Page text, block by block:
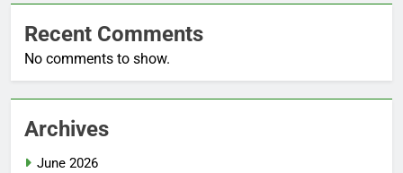
Recent Comments
No comments to show.
Archives
June 2026